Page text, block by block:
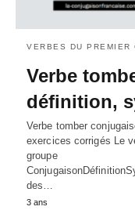
VERBES DU PREMIER
Verbe
définition,
Verbe tomber
exercices corrigés Le
groupe
des…
3 ans